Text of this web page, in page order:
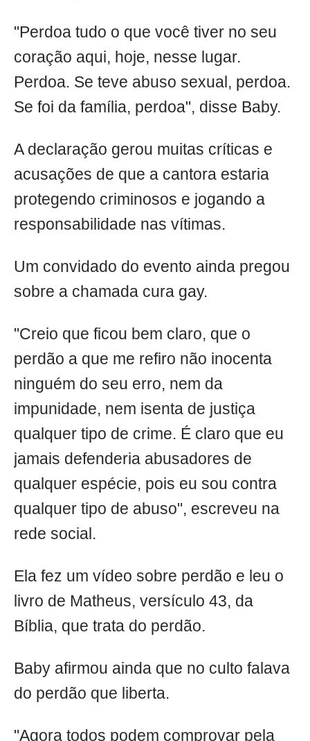
"Perdoa tudo o que você tiver no seu
coração aqui, hoje, nesse lugar.
Perdoa. Se teve abuso sexual, perdoa.
Se foi da família, perdoa", disse Baby.
A declaração gerou muitas críticas e
acusações de que a cantora estaria
protegendo criminosos e jogando a
responsabilidade nas vítimas.
Um convidado do evento ainda pregou
sobre a chamada cura gay.
"Creio que ficou bem claro, que o
perdão a que me refiro não inocenta
ninguém do seu erro, nem da
impunidade, nem isenta de justiça
qualquer tipo de crime. É claro que eu
jamais defenderia abusadores de
qualquer espécie, pois eu sou contra
qualquer tipo de abuso", escreveu na
rede social.
Ela fez um vídeo sobre perdão e leu o
livro de Matheus, versículo 43, da
Bíblia, que trata do perdão.
Baby afirmou ainda que no culto falava
do perdão que liberta.
"Agora todos podem comprovar pela